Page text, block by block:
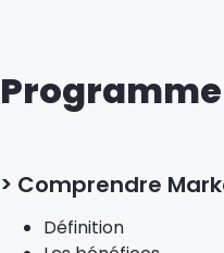
Programme
> Comprendre
Définition